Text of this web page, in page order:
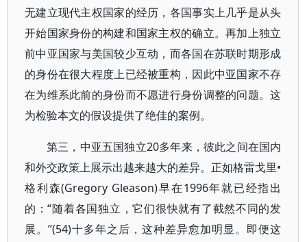
无建立现代主权国家的经历，各国事实上几乎是从头
开始国家身份的构建和国家主权的确立。再加上独立
前中亚国家与美国较少互动，而各国在苏联时期形成
的身份在很大程度上已经被重构，因此中亚国家不存
在为维系此前的身份而不愿进行身份调整的问题。这
为检验本文的假设提供了绝佳的案例。
第三，中亚五国独立20多年来，彼此之间在国内
和外交政策上展示出越来越大的差异。正如格雷戈里•
格利森(Gregory Gleason)早在1996年就已经指出
的：“随着各国独立，它们很快就有了截然不同的发
展。”(54)十多年之后，这种差异愈加明显。即便这